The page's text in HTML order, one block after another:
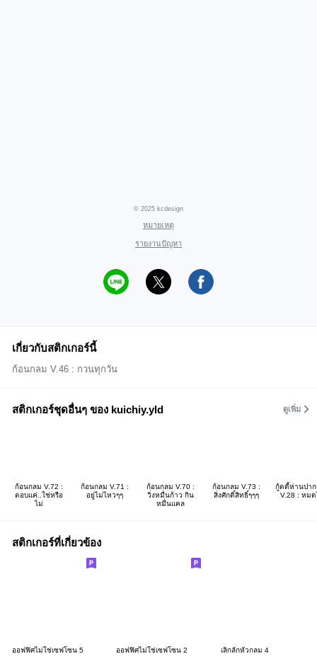
© 2025 kcdesign
หมายเหตุ
รายงานปัญหา
เกี่ยวกับสติกเกอร์นี้
ก้อนกลม V.46 : กวนทุกวัน
สติกเกอร์ชุดอื่นๆ ของ kuichiy.yld ดูเพิ่ม
ก้อนกลม V.72 :
ตอบแค่..ใช่หรือ
ไม่
ก้อนกลม V.71 :
อยู่ไม่ไหวๆๆ
ก้อนกลม V.70 :
วิ่งหมื่นก้าว กิน
หมื่นแคล
ก้อนกลม V.73 :
สิ่งศักดิ์สิทธิ์ๆๆๆ
กู้ดดี้ห่านปาก
V.28 : หมด
สติกเกอร์ที่เกี่ยวข้อง
ออฟฟิศไม่ใช่เซฟโซน 5 ออฟฟิศไม่ใช่เซฟโซน 2 เลิ่กลั่กหัวกลม 4